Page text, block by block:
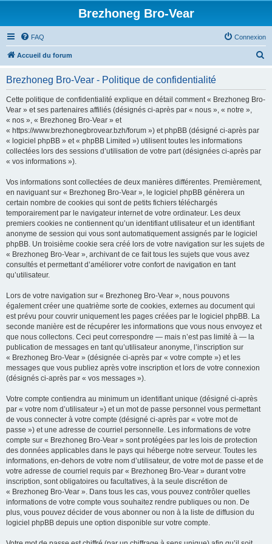
Brezhoneg Bro-Vear
FAQ Connexion
Accueil du forum
Brezhoneg Bro-Vear - Politique de confidentialité
Cette politique de confidentialité explique en détail comment « Brezhoneg Bro-
Vear » et ses partenaires affiliés (désignés ci-après par « nous », « notre »,
« nos », « Brezhoneg Bro-Vear » et
« https://www.brezhonegbrovear.bzh/forum ») et phpBB (désigné ci-après par
« logiciel phpBB » et « phpBB Limited ») utilisent toutes les informations
collectées lors des sessions d’utilisation de votre part (désignées ci-après par
« vos informations »).
Vos informations sont collectées de deux manières différentes. Premièrement,
en naviguant sur « Brezhoneg Bro-Vear », le logiciel phpBB génèrera un
certain nombre de cookies qui sont de petits fichiers téléchargés
temporairement par le navigateur internet de votre ordinateur. Les deux
premiers cookies ne contiennent qu’un identifiant utilisateur et un identifiant
anonyme de session qui vous sont automatiquement assignés par le logiciel
phpBB. Un troisième cookie sera créé lors de votre navigation sur les sujets de
« Brezhoneg Bro-Vear », archivant de ce fait tous les sujets que vous avez
consultés et permettant d’améliorer votre confort de navigation en tant
qu’utilisateur.
Lors de votre navigation sur « Brezhoneg Bro-Vear », nous pouvons
également créer une quatrième sorte de cookies, externes au document qui
est prévu pour couvrir uniquement les pages créées par le logiciel phpBB. La
seconde manière est de récupérer les informations que vous nous envoyez et
que nous collectons. Ceci peut correspondre — mais n’est pas limité à — la
publication de messages en tant qu’utilisateur anonyme, l’inscription sur
« Brezhoneg Bro-Vear » (désignée ci-après par « votre compte ») et les
messages que vous publiez après votre inscription et lors de votre connexion
(désignés ci-après par « vos messages »).
Votre compte contiendra au minimum un identifiant unique (désigné ci-après
par « votre nom d’utilisateur ») et un mot de passe personnel vous permettant
de vous connecter à votre compte (désigné ci-après par « votre mot de
passe ») et une adresse de courriel personnelle. Les informations de votre
compte sur « Brezhoneg Bro-Vear » sont protégées par les lois de protection
des données applicables dans le pays qui héberge notre serveur. Toutes les
informations, en-dehors de votre nom d’utilisateur, de votre mot de passe et de
votre adresse de courriel requis par « Brezhoneg Bro-Vear » durant votre
inscription, sont obligatoires ou facultatives, à la seule discrétion de
« Brezhoneg Bro-Vear ». Dans tous les cas, vous pouvez contrôler quelles
informations de votre compte vous souhaitez rendre publiques ou non. De
plus, vous pouvez décider de vous abonner ou non à la liste de diffusion du
logiciel phpBB depuis une option disponible sur votre compte.